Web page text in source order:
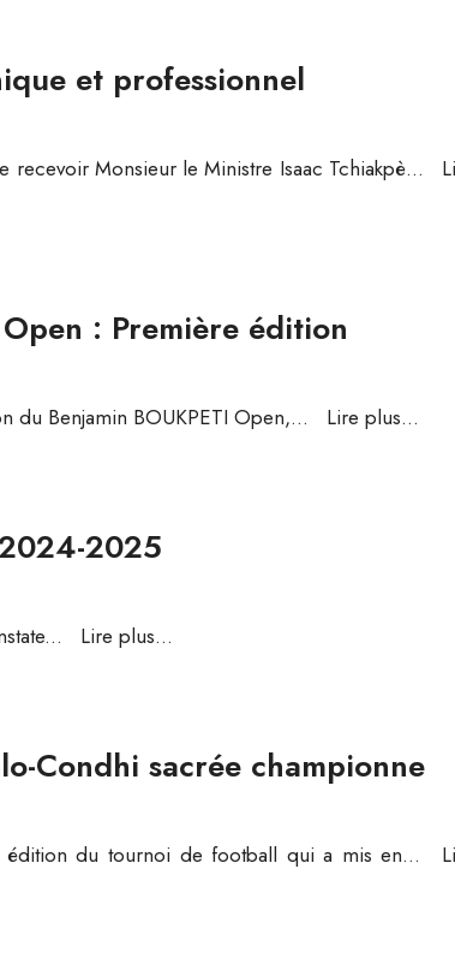
et professionnel
Monsieur le Ministre Isaac Tchiakpè...
: Première édition
du Benjamin BOUKPETI Open,... Lire plus...
2025
... Lire plus...
Condhi sacrée championne
du tournoi de football qui a mis en...